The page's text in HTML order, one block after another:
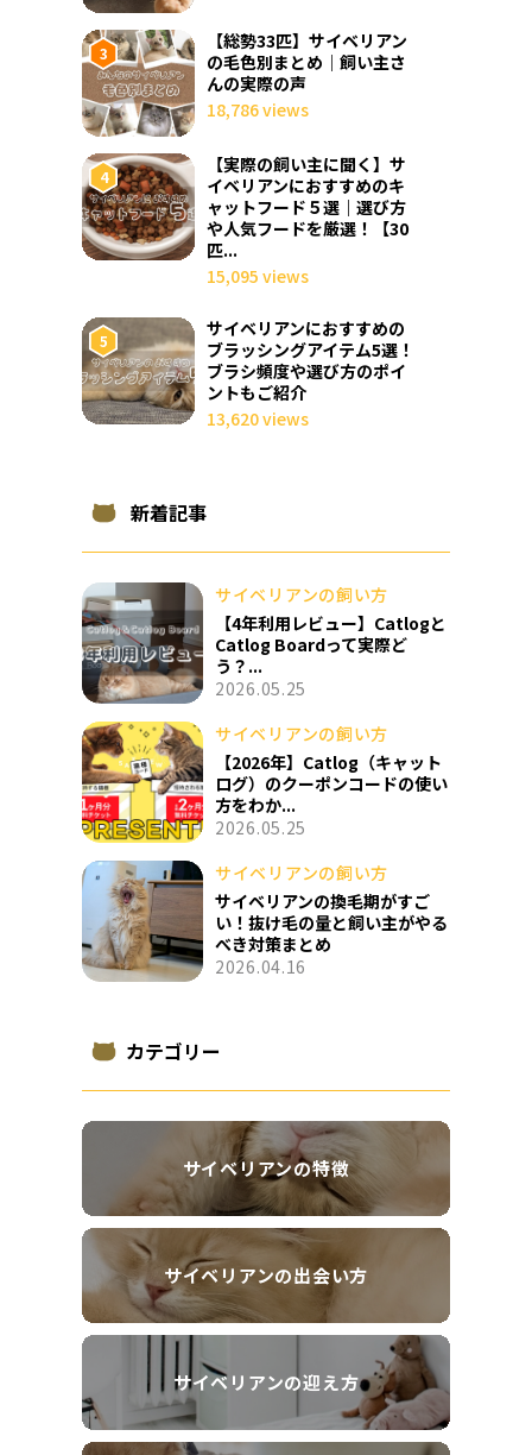
【総勢33匹】サイベリアン
の毛色別まとめ｜飼い主さ
んの実際の声
18,786 views
【実際の飼い主に聞く】サ
イベリアンにおすすめのキ
ャットフード５選｜選び方
や人気フードを厳選！【30
匹...
15,095 views
サイベリアンにおすすめの
ブラッシングアイテム5選！
ブラシ頻度や選び方のポイ
ントもご紹介
13,620 views
新着記事
サイベリアンの飼い方
【4年利用レビュー】Catlogと
Catlog Boardって実際ど
う？...
2026.05.25
サイベリアンの飼い方
【2026年】Catlog（キャット
ログ）のクーポンコードの使い
方をわか...
2026.05.25
サイベリアンの飼い方
サイベリアンの換毛期がすご
い！抜け毛の量と飼い主がやる
べき対策まとめ
2026.04.16
カテゴリー
サイベリアンの特徴
サイベリアンの出会い方
サイベリアンの迎え方